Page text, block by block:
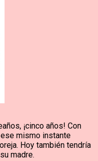
¡cinco años! Con
mismo instante
Hoy también tendría
madre.